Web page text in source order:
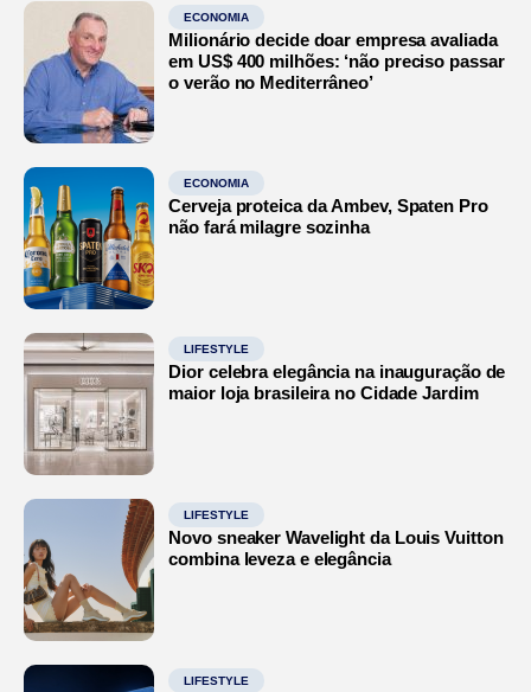
ECONOMIA
Milionário decide doar empresa avaliada
em US$ 400 milhões: ‘não preciso passar
o verão no Mediterrâneo’
ECONOMIA
Cerveja proteica da Ambev, Spaten Pro
não fará milagre sozinha
LIFESTYLE
Dior celebra elegância na inauguração de
maior loja brasileira no Cidade Jardim
LIFESTYLE
Novo sneaker Wavelight da Louis Vuitton
combina leveza e elegância
LIFESTYLE